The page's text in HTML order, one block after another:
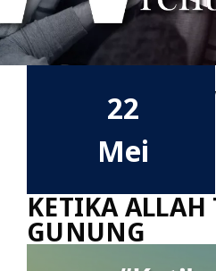
22
Mei
KETIKA ALLAH
GUNUNG